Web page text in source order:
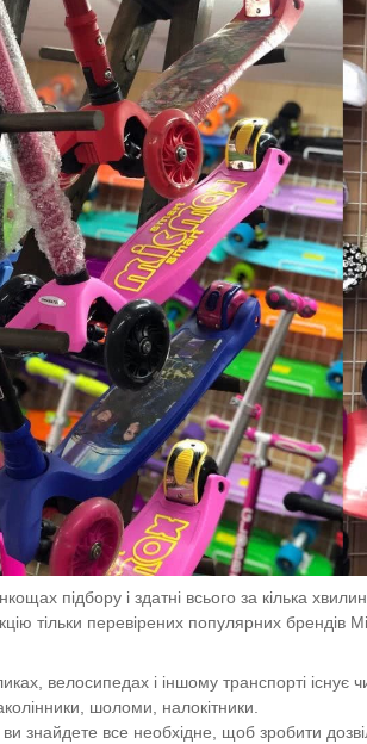
підбору і здатні всього за кілька
тільки перевірених популярних брендів
велосипедах і іншому транспорті
шоломи, налокітники.
ви знайдете все необхідне, щоб зробити